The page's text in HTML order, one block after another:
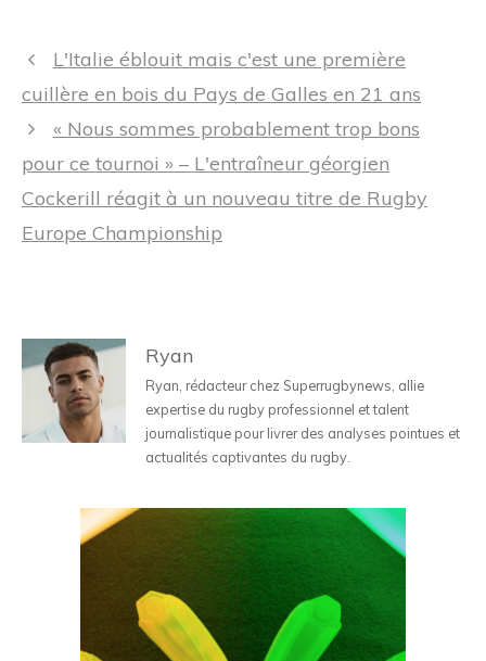
Navigation
des
L'Italie éblouit mais c'est une première
cuillère en bois du Pays de Galles en 21 ans
« Nous sommes probablement trop bons
pour ce tournoi » – L'entraîneur géorgien
Cockerill réagit à un nouveau titre de Rugby
Europe Championship
Ryan
Ryan, rédacteur chez Superrugbynews, allie
expertise du rugby professionnel et talent
journalistique pour livrer des analyses pointues et
actualités captivantes du rugby.